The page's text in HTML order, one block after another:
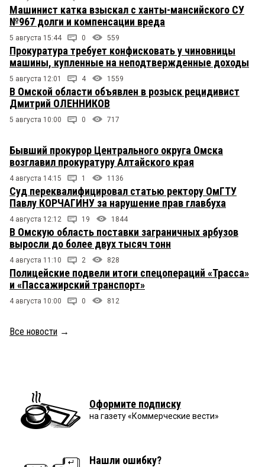
Машинист катка взыскал с ханты-мансийского СУ
№967 долги и компенсации вреда
5 августа 15:44 0 559
Прокуратура требует конфисковать у чиновницы
машины, купленные на неподтвержденные доходы
5 августа 12:01 4 1559
В Омской области объявлен в розыск рецидивист
Дмитрий ОЛЕННИКОВ
5 августа 10:00 0 717
Бывший прокурор Центрального округа Омска
возглавил прокуратуру Алтайского края
4 августа 14:15 1 1136
Суд переквалифицировал статью ректору ОмГТУ
Павлу КОРЧАГИНУ за нарушение прав главбуха
4 августа 12:12 19 1844
В Омскую область поставки заграничных арбузов
выросли до более двух тысяч тонн
4 августа 11:10 2 828
Полицейские подвели итоги спецопераций «Трасса»
и «Пассажирский транспорт»
4 августа 10:00 0 812
Все новости →
Оформите подписку
на газету «Коммерческие вести»
Нашли ошибку?